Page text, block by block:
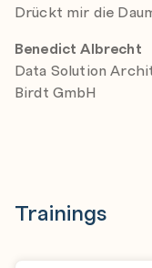
Drückt mir die
Benedict Albrecht
Data Solution
Birdt GmbH
Trainings